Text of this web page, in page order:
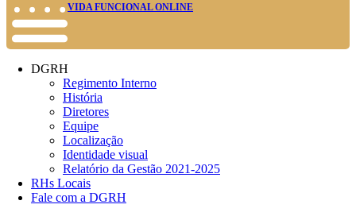
VIDA FUNCIONAL ONLINE
DGRH
Regimento Interno
História
Diretores
Equipe
Localização
Identidade visual
Relatório da Gestão 2021-2025
RHs Locais
Fale com a DGRH